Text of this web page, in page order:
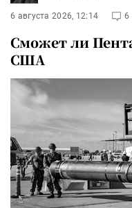
6 августа 2026, 12:14 6
Сможет ли
США